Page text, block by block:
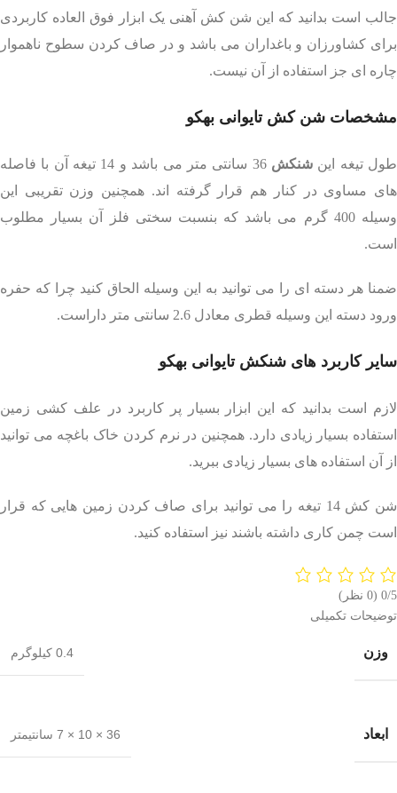
جالب است بدانید که این شن کش آهنی یک ابزار فوق العاده کاربردی
برای کشاورزان و باغداران می باشد و در صاف کردن سطوح ناهموار
چاره ای جز استفاده از آن نیست.
مشخصات شن کش تایوانی بهکو
طول تیغه اینشنکش
36 سانتی متر می باشد و 14 تیغه آن با فاصله
های مساوی در کنار هم قرار گرفته اند. همچنین وزن تقریبی این
وسیله 400 گرم می باشد که بنسبت سختی فلز آن بسیار مطلوب
است.
ضمنا هر دسته ای را می توانید به این وسیله الحاق کنید چرا که حفره
ورود دسته این وسیله قطری معادل 2.6 سانتی متر داراست.
سایر کاربرد های شنکش تایوانی بهکو
لازم است بدانید که این ابزار بسیار پر کاربرد در علف کشی زمین
استفاده بسیار زیادی دارد. همچنین در نرم کردن خاک باغچه می توانید
از آن استفاده های بسیار زیادی ببرید.
شن کش 14 تیغه را می توانید برای صاف کردن زمین هایی که قرار
است چمن کاری داشته باشند نیز استفاده کنید.
0/5 (0 نظر)
توضیحات تکمیلی
وزن 0.4 کیلوگرم
ابعاد 36 × 10 × 7 سانتیمتر